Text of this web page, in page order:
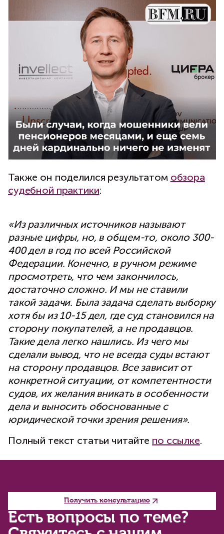
Также он поделился результатом обзора
судебной практики:
«Из различных источников называют
разные цифры, но, в общем-то, около 300-
400 дел в год по всей Российской
Федерации. Конечно, в ручном режиме
просмотреть, что чем закончилось,
достаточно сложно. И мы не ставили
такой задачи. Была задача сделать выборку
хотя бы из 10-15 дел, где суд становился на
сторону покупателей, а не продавцов.
Такие дела легко нашлись. Из чего мы
сделали вывод, что не всегда суды встают
на сторону продавцов. Все зависит от
конкретной ситуации, от компетентности
судов, их желания вникать в особенности
дела и выносить обоснованные с
юридической точки зрения решения».
Полный текст статьи читайте по ссылке.
Есть вопросы по теме?
Получить консультацию